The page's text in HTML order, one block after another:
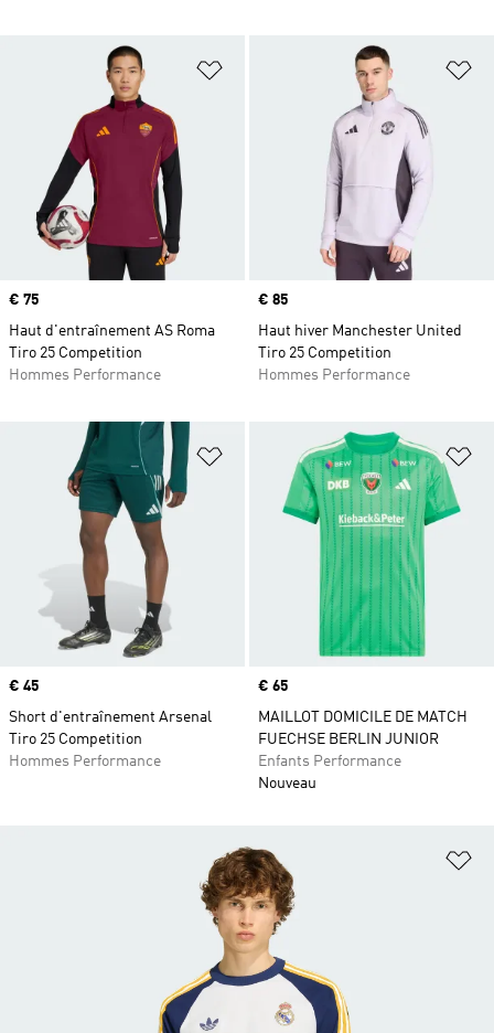
Ajouter à la Liste de produits
Prix
€ 75
Haut d'entraînement AS Roma
Tiro 25 Competition
Hommes Performance
Prix
€ 85
Haut hiver Manchester United
Tiro 25 Competition
Hommes Performance
Ajouter à la Liste de produits
Prix
€ 45
Short d'entraînement Arsenal
Tiro 25 Competition
Hommes Performance
Prix
€ 65
MAILLOT DOMICILE DE MATCH
FUECHSE BERLIN JUNIOR
Enfants Performance
Nouveau